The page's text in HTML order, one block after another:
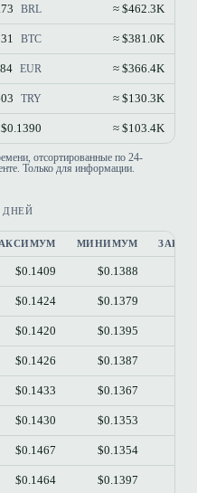
BRL ≈ $462.3K
BTC ≈ $381.0K
EUR ≈ $366.4K
TRY ≈ $130.3K
$0.1390 ≈ $103.4K
отсортированные по 24-
Только для информации.
ДНЕЙ
МИНИМУМ
$0.1409 $0.1388
$0.1424 $0.1379
$0.1420 $0.1395
$0.1426 $0.1387
$0.1433 $0.1367
$0.1430 $0.1353
$0.1467 $0.1354
$0.1464 $0.1397